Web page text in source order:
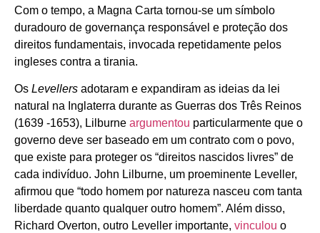
Com o tempo, a Magna Carta tornou-se um símbolo
duradouro de governança responsável e proteção dos
direitos fundamentais, invocada repetidamente pelos
ingleses contra a tirania.
Os Levellers adotaram e expandiram as ideias da lei
natural na Inglaterra durante as Guerras dos Três Reinos
(1639 -1653), Lilburne argumentou particularmente que o
governo deve ser baseado em um contrato com o povo,
que existe para proteger os “direitos nascidos livres” de
cada indivíduo. John Lilburne, um proeminente Leveller,
afirmou que “todo homem por natureza nasceu com tanta
liberdade quanto qualquer outro homem”. Além disso,
Richard Overton, outro Leveller importante, vinculou o